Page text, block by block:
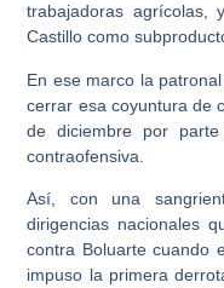
trabajadoras agrícolas,
Castillo como
En ese marco la
cerrar esa coyuntura de
de diciembre por
contraofensiva.
Así, con una
dirigencias nacionales
contra Boluarte cuando
impuso la primera